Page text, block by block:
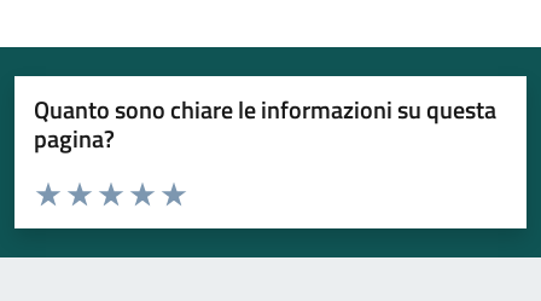
Quanto sono chiare le informazioni su questa
pagina?
Valuta da 1 a 5 stelle la pagina
Valuta 5 stelle su 5
Valuta 4 stelle su 5
Valuta 3 stelle su 5
Valuta 2 stelle su 5
Valuta 1 stelle su 5